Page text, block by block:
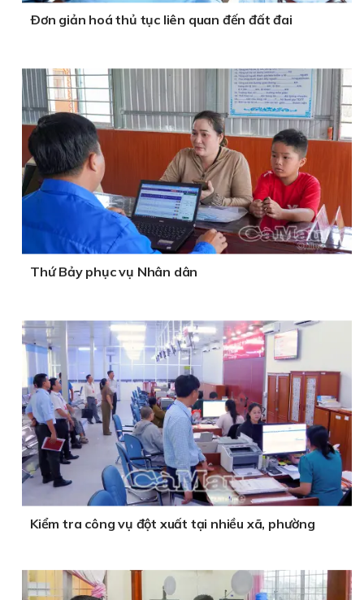
Ðơn giản hoá thủ tục liên quan đến đất đai
Thứ Bảy phục vụ Nhân dân
Kiểm tra công vụ đột xuất tại nhiều xã, phường